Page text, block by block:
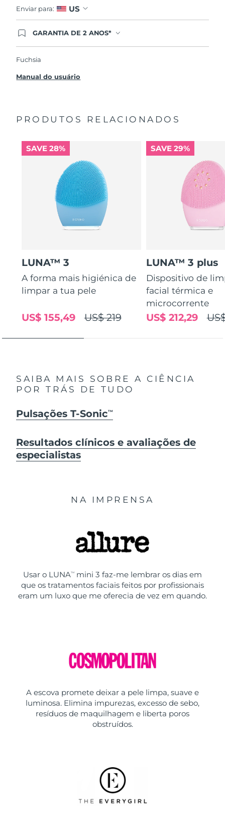
Enviar para: US
GARANTIA DE 2 ANOS*
significa que se você tiver qualquer problema até
produto gratuitamente.*exceto pelo Luna FOFO
Fuchsia
Manual do usuário
PRODUTOS RELACIONADOS
SAVE 28%
LUNA™ 3
A forma mais higiénica de
limpar a tua pele
US$ 219
US$ 155,49
SAVE 29%
LUNA™ 3 plus
Dispositivo de
facial térmica e
microcorrente
US$ 212,29
SAIBA MAIS SOBRE A CIÊNCIA
POR TRÁS DE TUDO
Pulsações T-SonicTM
Resultados clínicos e avaliações de
especialistas
NA IMPRENSA
Usar o LUNATM
mini 3 faz-me lembrar os dias em
que os tratamentos faciais feitos por profissionais
eram um luxo que me oferecia de vez em quando.
A escova promete deixar a pele limpa, suave e
luminosa. Elimina impurezas, excesso de sebo,
resíduos de maquilhagem e liberta poros
obstruídos.